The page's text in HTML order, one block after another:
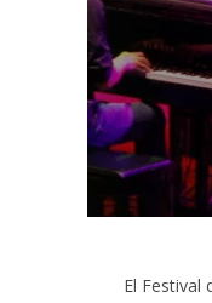
El Festival